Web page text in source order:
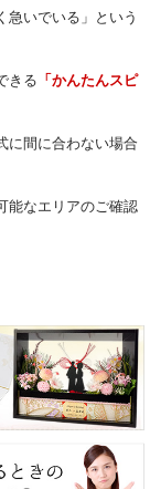
急いでいる」という
きる 「かんたんスピ
に間に合わない場合
能なエリアのご確認